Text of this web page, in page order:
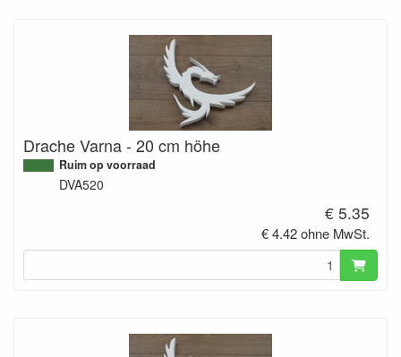
Drache Varna - 20 cm höhe
Ruim op voorraad
DVA520
€ 5.35
€ 4.42 ohne MwSt.